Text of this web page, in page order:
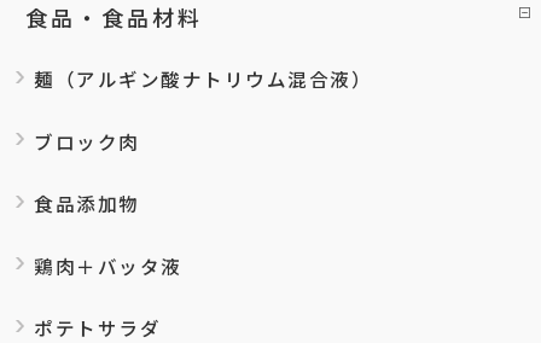
食品・食品材料
麺（アルギン酸ナトリウム混合液）
ブロック肉
食品添加物
鶏肉＋バッタ液
ポテトサラダ